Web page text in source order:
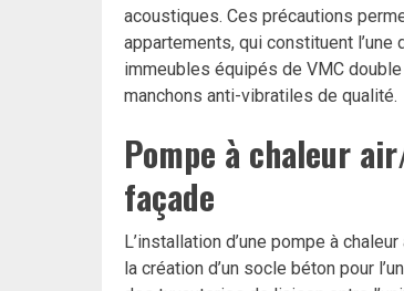
acoustiques. Ces précautions
appartements, qui constituent
immeubles équipés de VMC
manchons anti-vibratiles de qualité.
Pompe à chaleur
façade
L’installation d’une pompe à
la création d’un socle béton pour